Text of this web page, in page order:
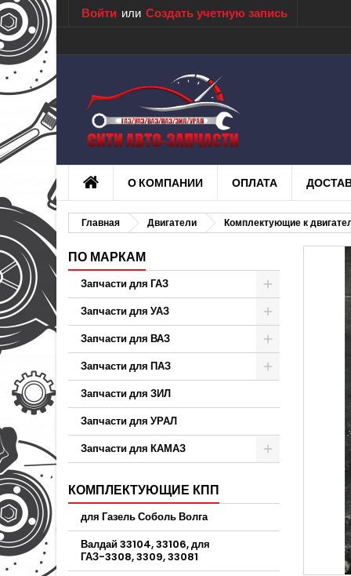
Войти или Создать учетную запись
О КОМПАНИИ ОПЛАТА
Главная Двигатели Комплектующие к
ПО МАРКАМ
Запчасти для ГАЗ
Запчасти для УАЗ
Запчасти для ВАЗ
Запчасти для ПАЗ
Запчасти для ЗИЛ
Запчасти для УРАЛ
Запчасти для КАМАЗ
КОМПЛЕКТУЮЩИЕ КПП
для Газель Соболь Волга
Валдай 33104, 33106, для
ГАЗ-3308, 3309, 33081